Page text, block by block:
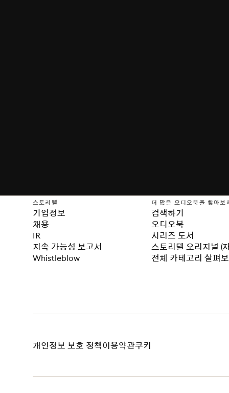
스토리텔
기업정보
채용
IR
지속 가능성 보고서
Whistleblow
더 많은 오디오북을 찾아보
검색하기
오디오북
시리즈 도서
스토리텔 오리지널 (
전체 카테고리 살펴
개인정보 보호 정책이용약관쿠키